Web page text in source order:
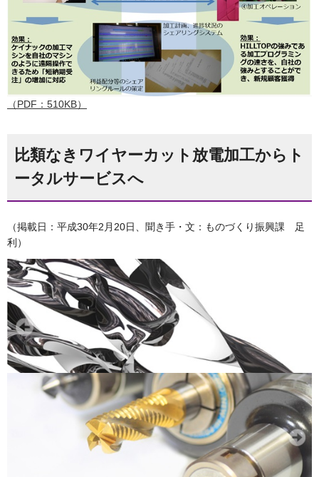
（PDF：510KB）
比類なきワイヤーカット放電加工からト
ータルサービスへ
（掲載日：平成30年2月20日、聞き手・文：ものづくり振興課 足
利）